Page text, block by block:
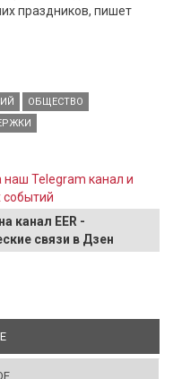
праздников, пишет
ОБЩЕСТВО
наш Telegram канал и
событий
канал EER -
связи в Дзен
(АКТИВНАЯ ВКЛАДКА)